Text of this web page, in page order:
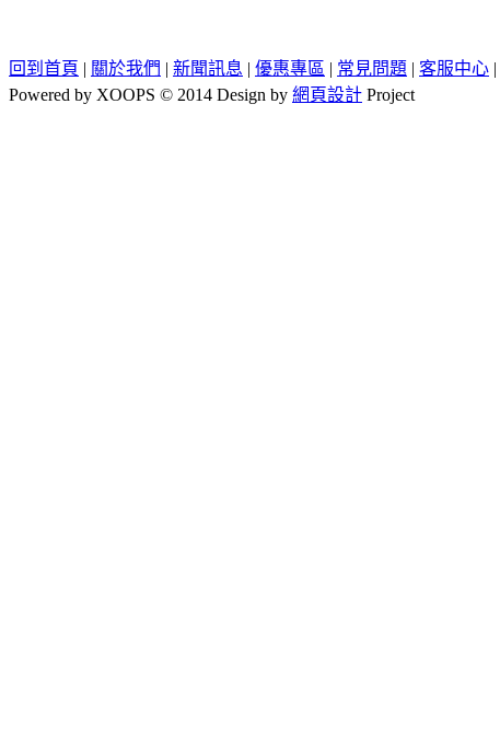
回到首頁 | 關於我們 | 新聞訊息 | 優惠專區 | 常見問題 | 客服中心 |
Powered by XOOPS © 2014 Design by 網頁設計 Project